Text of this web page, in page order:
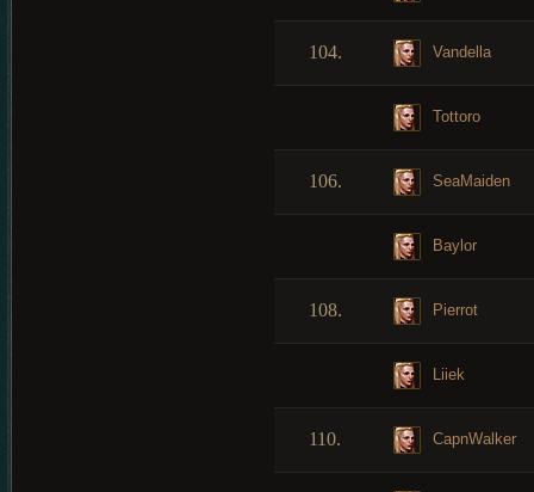
104. Vandella
Tottoro
106. SeaMaiden
Baylor
108. Pierrot
Liiek
110. CapnWalker